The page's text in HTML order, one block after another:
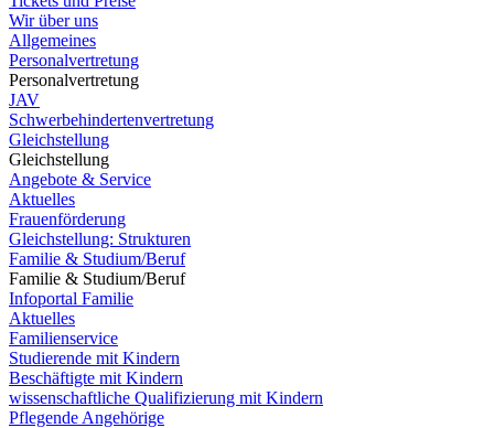
Wir über uns
Allgemeines
Personalvertretung
Personalvertretung
JAV
Schwerbehindertenvertretung
Gleichstellung
Gleichstellung
Angebote & Service
Aktuelles
Frauenförderung
Gleichstellung: Strukturen
Familie & Studium/Beruf
Familie & Studium/Beruf
Infoportal Familie
Aktuelles
Familienservice
Studierende mit Kindern
Beschäftigte mit Kindern
wissenschaftliche Qualifizierung mit Kindern
Pflegende Angehörige